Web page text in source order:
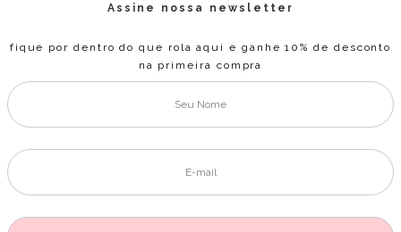
Assine nossa newsletter
fique por dentro do que rola aqui e ganhe 10% de desconto
na primeira compra